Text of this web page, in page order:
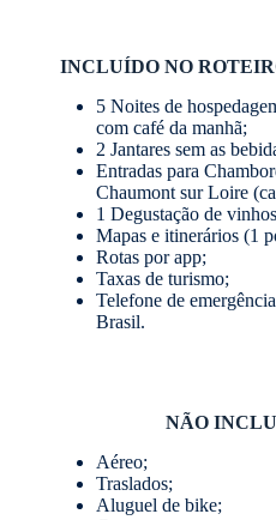
INCLUÍDO NO
5 Noites de
com café da manhã;
2 Jantares sem as
Entradas para
Chaumont sur Loire
1 Degustação de
Mapas e itinerários (1
Rotas por app;
Taxas de turismo;
Telefone de
Brasil.
NÃO
Aéreo;
Traslados;
Aluguel de bike;